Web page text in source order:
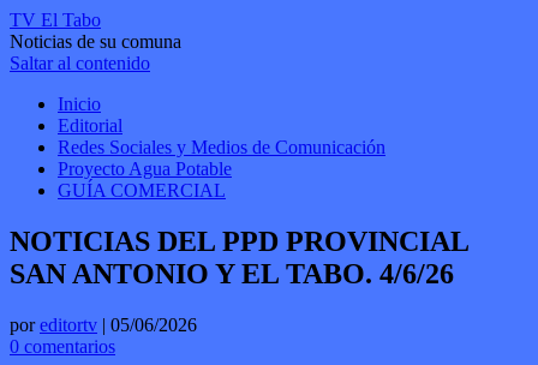
TV El Tabo
Noticias de su comuna
Saltar al contenido
Inicio
Editorial
Redes Sociales y Medios de Comunicación
Proyecto Agua Potable
GUÍA COMERCIAL
NOTICIAS DEL PPD PROVINCIAL
SAN ANTONIO Y EL TABO. 4/6/26
poreditortv | 05/06/2026
0 comentarios